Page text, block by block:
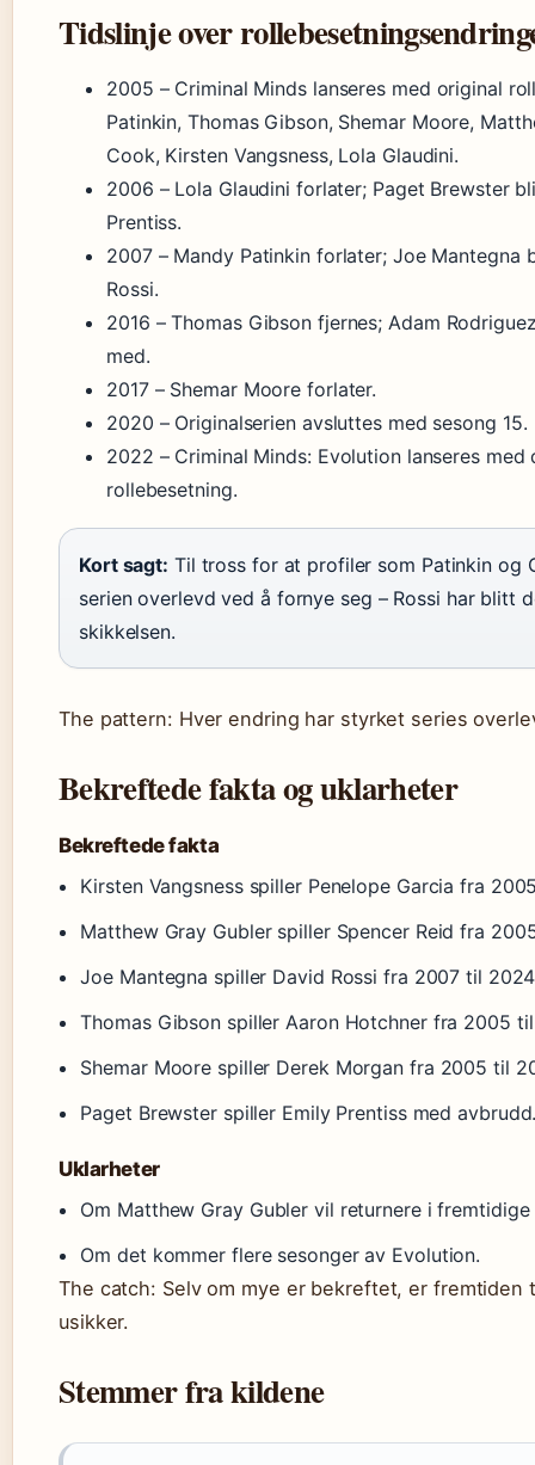
Tidslinje over
2005 – Criminal Minds lanseres med original
Patinkin, Thomas Gibson, Shemar Moore,
Cook, Kirsten Vangsness, Lola Glaudini.
2006 – Lola Glaudini forlater; Paget Brewster
Prentiss.
2007– Mandy Patinkin forlater; Joe Mantegna
Rossi.
2016 – Thomas Gibson fjernes; Adam
med.
2017– Shemar Moore forlater.
2020 – Originalserien avsluttes med sesong 15.
2022 – Criminal Minds: Evolution lanseres med
rollebesetning.
Kort sagt: Til tross for at profiler som Patinkin og
serien overlevd ved å fornye seg – Rossi har blitt
skikkelsen.
The pattern: Hver endring har styrket series
Bekreftede fakta og uklarheter
Bekreftede fakta
Kirsten Vangsness spiller Penelope Garcia fra
Matthew Gray Gubler spiller Spencer Reid fra
Joe Mantegna spiller David Rossi fra 2007 til
Thomas Gibson spiller Aaron Hotchner fra 2005 til
Shemar Moore spiller Derek Morgan fra 2005 til
Paget Brewster spiller Emily Prentiss med
Uklarheter
Om Matthew Gray Gubler vil returnere i
Om det kommer flere sesonger av Evolution.
The catch: Selv om mye er bekreftet, er
usikker.
Stemmer fra kildene